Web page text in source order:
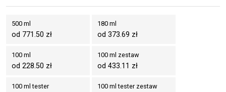
500 ml
od 771.50 zł
180 ml
od 373.69 zł
100 ml
od 228.50 zł
100 ml zestaw
od 433.11 zł
100 ml tester 100 ml tester zestaw